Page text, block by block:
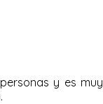
y es muy